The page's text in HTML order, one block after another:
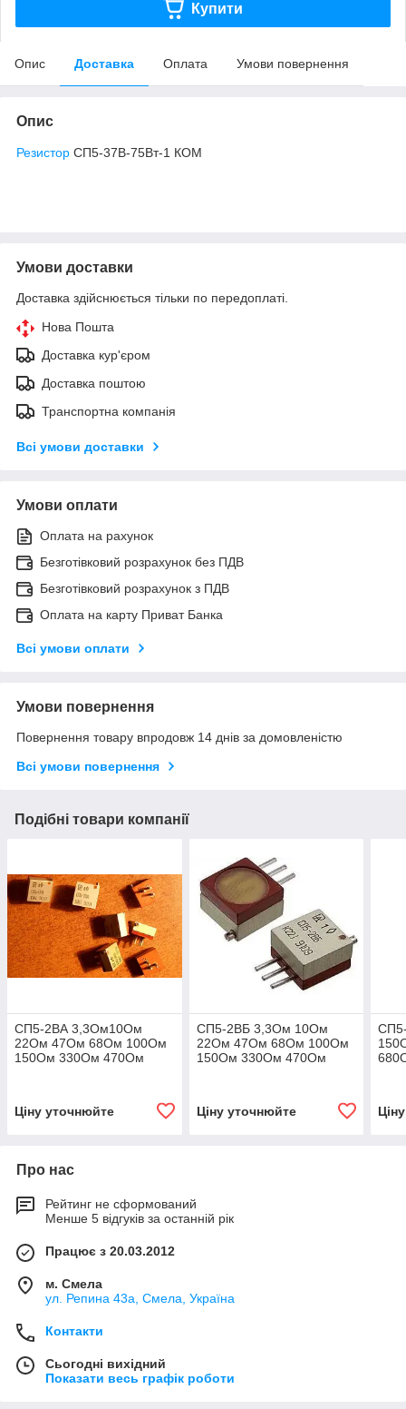
Купити
Опис Доставка Оплата Умови повернення
Опис
Резистор СП5-37В-75Вт-1 КОМ
Умови доставки
Доставка здійснюється тільки по передоплаті.
Нова Пошта
Доставка кур'єром
Доставка поштою
Транспортна компанія
Всі умови доставки
Умови оплати
Оплата на рахунок
Безготівковий розрахунок без ПДВ
Безготівковий розрахунок з ПДВ
Оплата на карту Приват Банка
Всі умови оплати
Умови повернення
Повернення товару впродовж 14 днів за домовленістю
Всі умови повернення
Подібні товари компанії
СП5-2ВА 3,3Ом10Ом
22Ом 47Ом 68Ом 100Ом
150Ом 330Ом 470Ом
22кОм
Ціну уточнюйте
СП5-2ВБ 3,3Ом 10Ом
22Ом 47Ом 68Ом 100Ом
150Ом 330Ом 470Ом
22кОм
Ціну уточнюйте
Про нас
Рейтинг не сформований
Менше 5 відгуків за останній рік
Працює з 20.03.2012
м. Смела
ул. Репина 43а, Смела, Україна
Контакти
Сьогодні вихідний
Показати весь графік роботи